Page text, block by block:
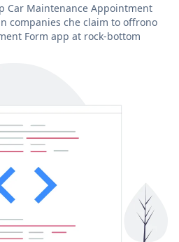
Car Maintenance Appointment
companies che claim to offrono
Form app at rock-bottom